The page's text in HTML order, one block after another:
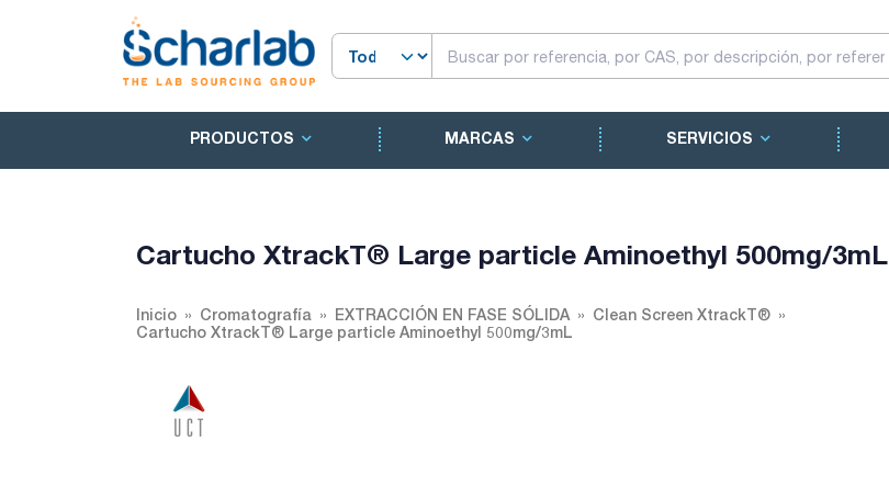
PRODUCTOS MARCAS SERVICIOS
Cartucho XtrackT® Large particle Aminoethyl 500mg/3mL
Inicio Cromatografía EXTRACCIÓN EN FASE SÓLIDA
Clean Screen XtrackT®
Cartucho XtrackT® Large particle Aminoethyl 500mg/3mL